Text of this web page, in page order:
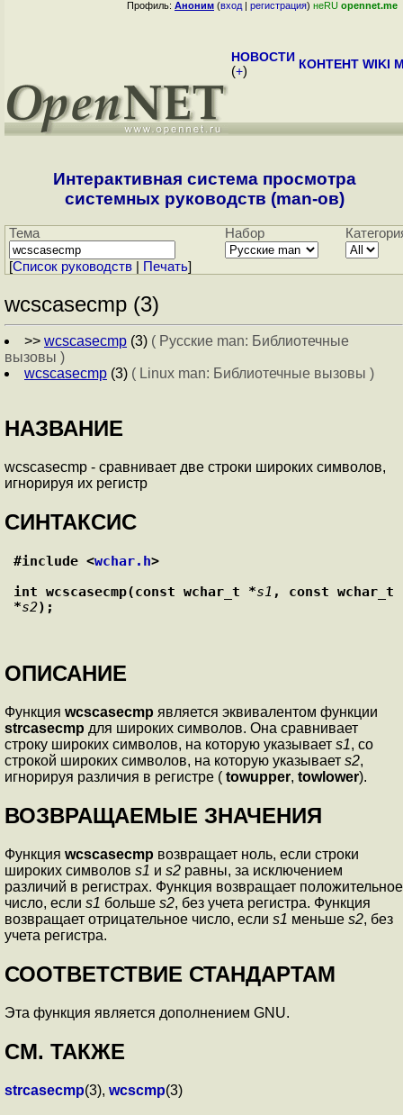
Профиль: Аноним (вход | регистрация) неRU opennet.me
НОВОСТИ
(+) КОНТЕНТ WIKI
Интерактивная система просмотра
системных руководств (man-ов)
Тема Набор
[Cписок руководств Печать]
wcscasecmp (3)
>> wcscasecmp (3) ( Русские man: Библиотечные
вызовы )
wcscasecmp (3) ( Linux man: Библиотечные вызовы )
НАЗВАНИЕ
wcscasecmp - сравнивает две строки широких символов,
игнорируя их регистр
СИНТАКСИС
#include <wchar.h>
int wcscasecmp(const wchar_t *s1 , const wchar_t
*s2);
ОПИСАНИЕ
Функция wcscasecmp является эквивалентом функции
strcasecmp для широких символов. Она сравнивает
строку широких символов, на которую указывает s1, со
строкой широких символов, на которую указывает s2,
игнорируя различия в регистре ( towupper, towlower).
ВОЗВРАЩАЕМЫЕ ЗНАЧЕНИЯ
Функция wcscasecmp возвращает ноль, если строки
широких символов s1 и s2 равны, за исключением
различий в регистрах. Функция возвращает положительное
число, если s1 больше s2, без учета регистра. Функция
возвращает отрицательное число, если s1 меньше s2, без
учета регистра.
СООТВЕТСТВИЕ СТАНДАРТАМ
Эта функция является дополнением GNU.
СМ. ТАКЖЕ
strcasecmp(3), wcscmp(3)